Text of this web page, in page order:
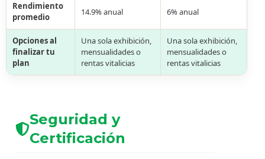
Rendimiento
promedio
14.9% anual 6% anual
Opciones al
finalizar tu
plan
Una sola exhibición,
mensualidades o
rentas vitalicias
Una sola exhibición,
mensualidades o
rentas vitalicias
Seguridad y
Certificación